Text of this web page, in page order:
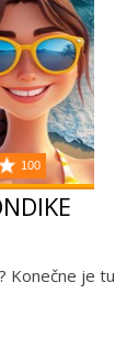
100
Konečne je tu